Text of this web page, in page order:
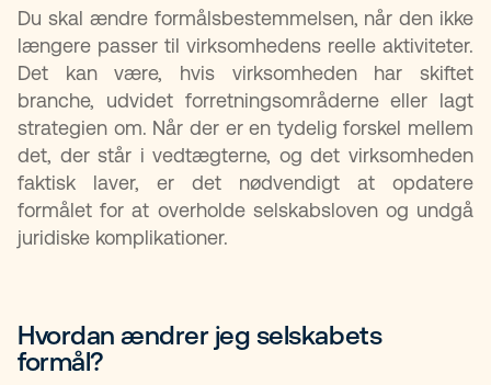
Du skal ændre formålsbestemmelsen, når den ikke
længere passer til virksomhedens reelle aktiviteter.
Det kan være, hvis virksomheden har skiftet
branche, udvidet forretningsområderne eller lagt
strategien om. Når der er en tydelig forskel mellem
det, der står i vedtægterne, og det virksomheden
faktisk laver, er det nødvendigt at opdatere
formålet for at overholde selskabsloven og undgå
juridiske komplikationer.
Hvordan ændrer jeg selskabets
formål? ​